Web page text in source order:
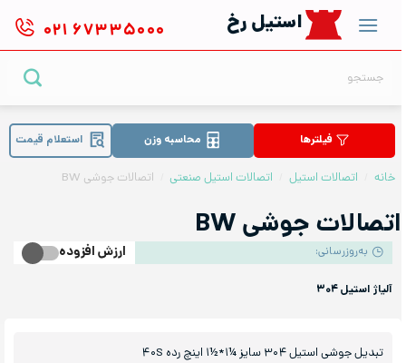
استیل رخ ۰۲۱۶۷۳۳۵۰۰۰
فیلترها محاسبه وزن استعلام قیمت
خانه اتصالات استیل اتصالات استیل صنعتی اتصالات جوشی BW
اتصالات جوشی BW
به‌روزرسانی: ارزش افزوده
آلیاژ استیل ۳۰۴
تبدیل جوشی استیل ۳۰۴ سایز ¼۱*½۱ اینچ رده ۴۰S